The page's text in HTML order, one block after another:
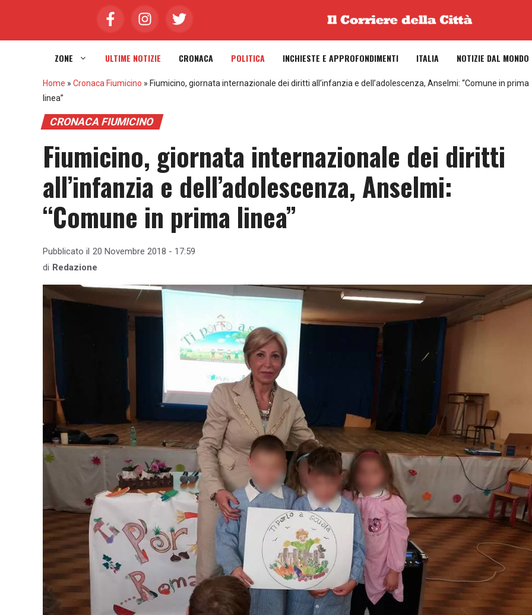
ZONE ULTIME NOTIZIE CRONACA POLITICA INCHIESTE E APPROFONDIMENTI ITALIA NOTIZIE DAL MONDO
Home » Cronaca Fiumicino » Fiumicino, giornata internazionale dei diritti all’infanzia e dell’adolescenza, Anselmi: “Comune in prima
linea”
CRONACA FIUMICINO
Fiumicino, giornata internazionale dei diritti
all’infanzia e dell’adolescenza, Anselmi:
“Comune in prima linea”
Pubblicato il 20 Novembre 2018 - 17:59
di Redazione